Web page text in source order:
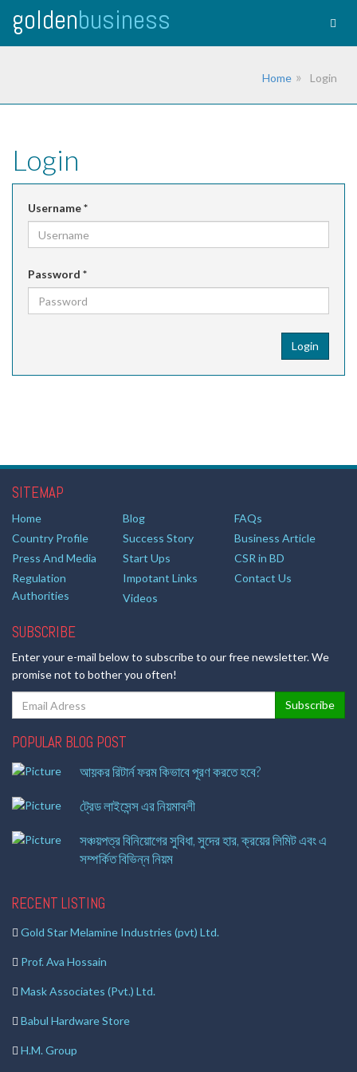
goldenbusiness
Home Login
Login
Username*
Password *
SITEMAP
Home Blog
FAQs
Country Profile
Success Story
Business Article
Press And Media
Start Ups
CSR in BD
Regulation
Authorities
Impotant Links
Contact Us
Videos
SUBSCRIBE
Enter your e-mail below to subscribe to our free newsletter. We
promise not to bother you often!
POPULAR BLOG POST
আয়কর রিটার্ন ফরম কিভাবে পূরণ করতে হবে?
ট্রেড লাইসেন্স এর নিয়মাবলী
সঞ্চয়পত্র বিনিয়োগের সুবিধা, সুদের হার, ক্রয়ের লিমিট এবং এ
সম্পর্কিত বিভিন্ন নিয়ম
RECENT LISTING
Gold Star Melamine Industries (pvt) Ltd.
Prof. Ava Hossain
Mask Associates (Pvt.) Ltd.
Babul Hardware Store
H.M. Group